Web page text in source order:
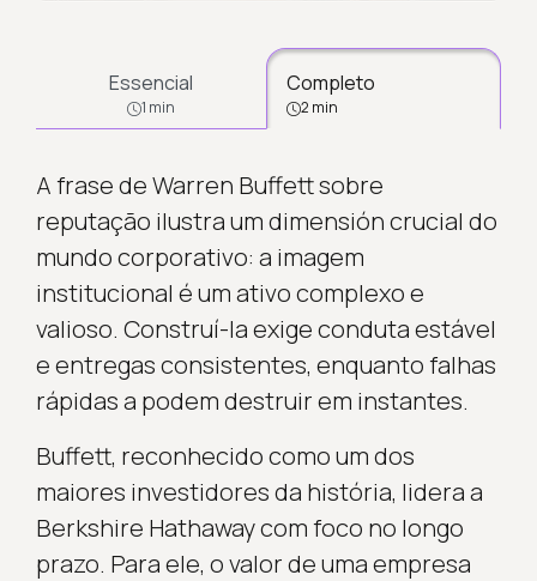
Essencial
1 min
Completo
2 min
A frase de Warren Buffett sobre
reputação ilustra um dimensión crucial do
mundo corporativo: a imagem
institucional é um ativo complexo e
valioso. Construí-la exige conduta estável
e entregas consistentes, enquanto falhas
rápidas a podem destruir em instantes.
Buffett, reconhecido como um dos
maiores investidores da história, lidera a
Berkshire Hathaway com foco no longo
prazo. Para ele, o valor de uma empresa